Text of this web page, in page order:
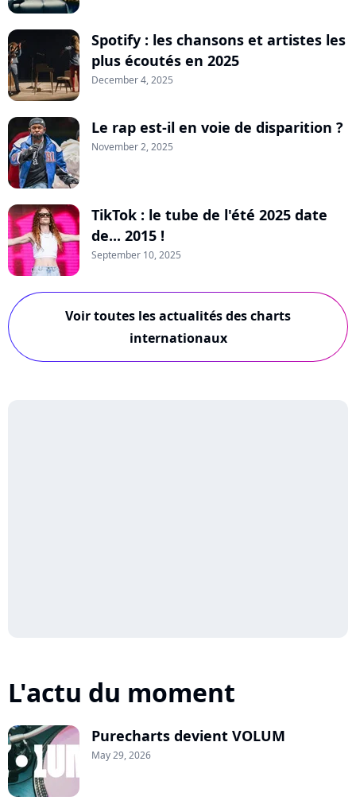
Spotify : les chansons et artistes les
plus écoutés en 2025
December 4, 2025
Le rap est-il en voie de disparition ?
November 2, 2025
TikTok : le tube de l'été 2025 date
de... 2015 !
September 10, 2025
Voir toutes les actualités des charts
internationaux
L'actu du moment
Purecharts devient VOLUM
May 29, 2026